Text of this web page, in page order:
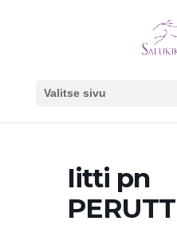
Valitse sivu
Iitti pn